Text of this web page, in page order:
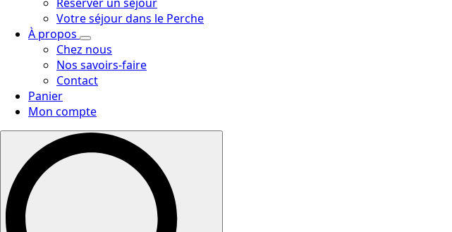
Votre séjour dans le Perche
À propos
Chez nous
Nos savoirs-faire
Contact
Panier
Mon compte